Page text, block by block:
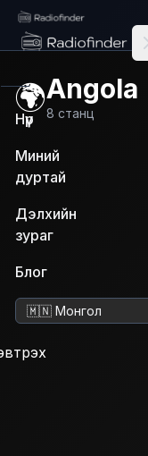
Radiofinder home
Нүүр
Миний
дуртай
Дэлхийн
зураг
Блог
Хэл солих
🌍Angola
8 станц